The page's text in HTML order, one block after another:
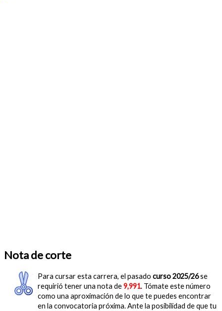
Nota de corte
Para cursar esta carrera, el pasado curso 2025/26se
requirió tener una nota de9,991. Tómate este número
como una aproximación de lo que te puedes encontrar
en la convocatoria próxima. Ante la posibilidad de que tu